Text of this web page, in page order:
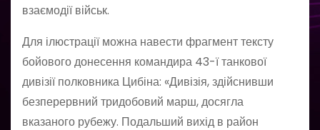
взаємодії військ.
Для ілюстрації можна навести фрагмент тексту
бойового донесення командира 43-ї танкової
дивізії полковника Цибіна: «Дивізія, здійснивши
безперервний тридобовий марш, досягла
вказаного рубежу. Подальший вихід в район